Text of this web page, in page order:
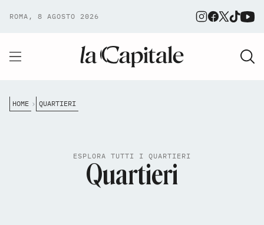
ROMA, 8 AGOSTO 2026
HOME QUARTIERI
ESPLORA TUTTI I QUARTIERI
Quartieri